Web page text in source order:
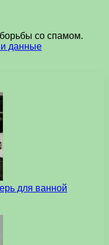
со спамом.
данные
для ванной